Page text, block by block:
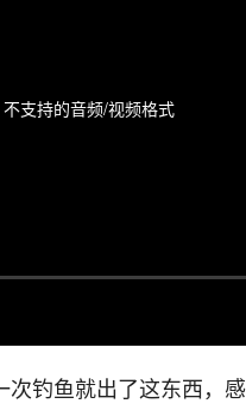
不支持的音频/视频格式
钓鱼就出了这东西，感